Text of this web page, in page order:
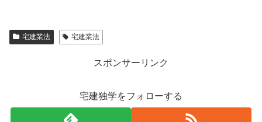
宅建業法 宅建業法
スポンサーリンク
宅建独学をフォローする